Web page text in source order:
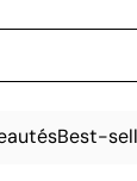
Best-